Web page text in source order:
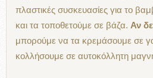
πλαστικές συσκευασίες για το
και τα τοποθετούμε σε βάζα. Αν
μπορούμε να τα κρεμάσουμε σε
κολλήσουμε σε αυτοκόλλητη